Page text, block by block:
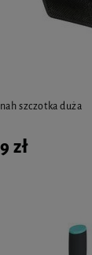
szczotka duża
zł